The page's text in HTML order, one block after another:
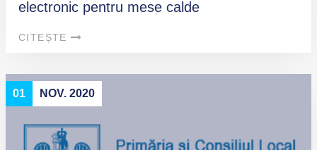
electronic pentru mese calde
CITEȘTE
01 NOV. 2020